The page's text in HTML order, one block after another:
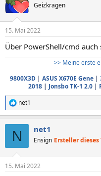
Geizkragen
15. Mai 2022
Über PowerShell/cmd auch
>> Meine erste
9800X3D| ASUS X670E Gene|
2018| Jonsbo TK-1 2.0|
R
e
e
net1
N net1
Ensign Ersteller dieses
15. Mai 2022